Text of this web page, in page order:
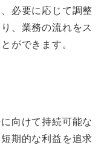
必要に応じて調整
、業務の流れをス
ができます。
向けて持続可能な
期的な利益を追求